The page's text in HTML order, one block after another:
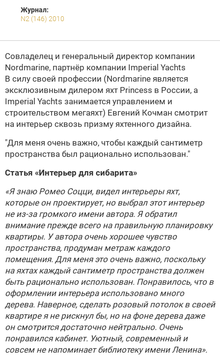
Журнал:
N2 (146) 2010
Совладелец и генеральный директор компании
Nordmarine, партнёр компании Imperial Yachts
В силу своей профессии (Nordmarine является
эксклюзивным дилером яхт Princess в России, а
Imperial Yachts занимается управлением и
строительством мегаяхт) Евгений Кочман смотрит
на интерьер сквозь призму яхтенного дизайна.
"Для меня очень важно, чтобы каждый сантиметр
пространства был рационально использован."
Статья «Интерьер для сибарита»
«Я знаю Ромео Соцци, видел интерьеры яхт,
которые он проектирует, но выбрал этот интерьер
не из-за громкого имени автора. Я обратил
внимание прежде всего на правильную планировку
квартиры. У автора очень хорошее чувство
пространства, продуман метраж каждого
помещения. Для меня это очень важно, поскольку
на яхтах каждый сантиметр пространства должен
быть рационально использован. Понравилось, что в
оформлении интерьера использовано много
дерева. Наверное, сделать розовый потолок в своей
квартире я не рискнул бы, но на фоне дерева даже
он смотрится достаточно нейтрально. Очень
понравился кабинет. Уютный, современный и
совсем не напоминает библиотеку имени Ленина».